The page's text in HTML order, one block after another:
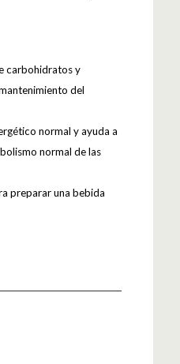
carbohidratos y
del
normal y ayuda a
normal de las
preparar una bebida